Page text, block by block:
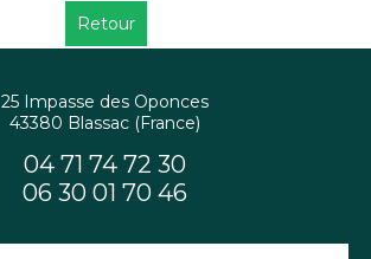
Retour
25 Impasse des Oponces
43380 Blassac (France)
04 71 74 72 30
06 30 01 70 46